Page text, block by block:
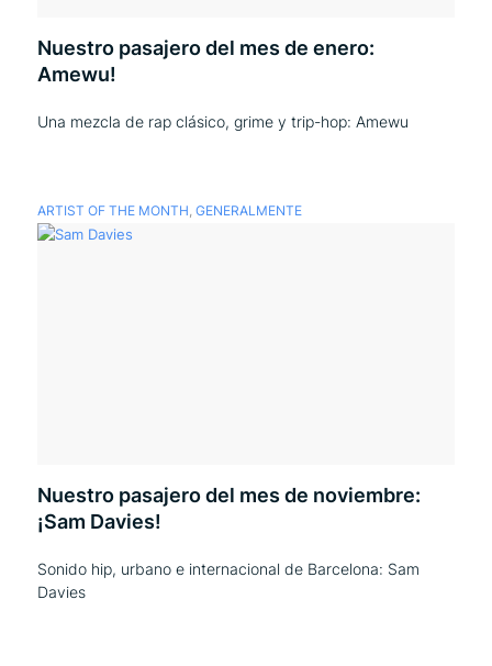
Nuestro pasajero del mes de enero:
Amewu!
Una mezcla de rap clásico, grime y trip-hop: Amewu
ARTIST OF THE MONTH, GENERALMENTE
Nuestro pasajero del mes de noviembre:
¡Sam Davies!
Sonido hip, urbano e internacional de Barcelona: Sam
Davies